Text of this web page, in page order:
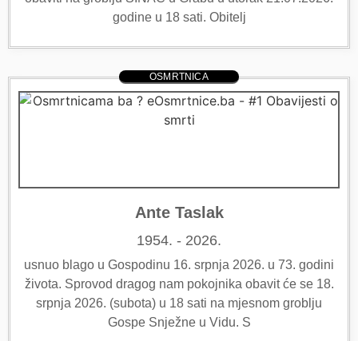
godine u 18 sati. Obitelj
OSMRTNICA
Ante Taslak
1954. - 2026.
usnuo blago u Gospodinu 16. srpnja 2026. u 73. godini
života. Sprovod dragog nam pokojnika obavit će se 18.
srpnja 2026. (subota) u 18 sati na mjesnom groblju
Gospe Snježne u Vidu. S